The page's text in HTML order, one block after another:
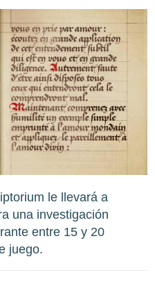
le llevará a
una investigación
entre 15 y 20
juego.